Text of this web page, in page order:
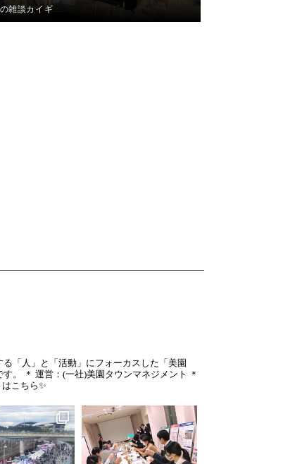
雑談カイギ
「人」と「活動」にフォーカスした「美園
。
＊ 運営：(一社)美園タウンマネジメント
＊
こちら✨